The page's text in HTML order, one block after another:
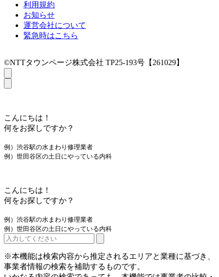
利用規約
お知らせ
運営会社について
緊急時はこちら
©NTTタウンページ株式会社 TP25-193号【261029】
こんにちは！
何をお探しですか？
例）渋谷駅の水まわり修理業者
例）世田谷区の土日にやっている内科
こんにちは！
何をお探しですか？
例）渋谷駅の水まわり修理業者
例）世田谷区の土日にやっている内科
※本機能は検索内容から推定されるエリアと業種に基づき、
事業者情報の検索を補助するものです。